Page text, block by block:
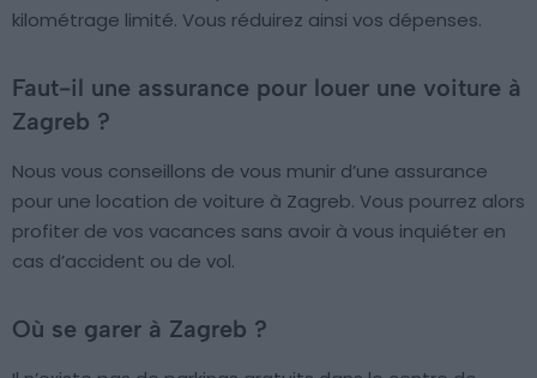
kilométrage limité. Vous réduirez ainsi vos dépenses.
Faut-il une assurance pour louer une voiture à
Zagreb ?
Nous vous conseillons de vous munir d’une assurance
pour une location de voiture à Zagreb. Vous pourrez alors
profiter de vos vacances sans avoir à vous inquiéter en
cas d’accident ou de vol.
Où se garer à Zagreb ?